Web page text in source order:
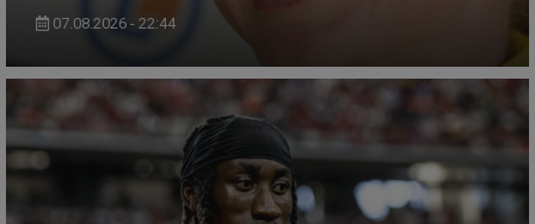
07.08.2026 - 22:44